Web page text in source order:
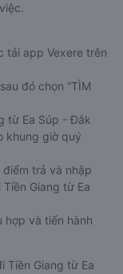
tải app Vexere trên
đó chọn “TÌM
từ Ea Súp - Đắk
khung giờ quý
trả và nhập
Giang từ Ea
hợp và tiến hành
Tiền Giang từ Ea